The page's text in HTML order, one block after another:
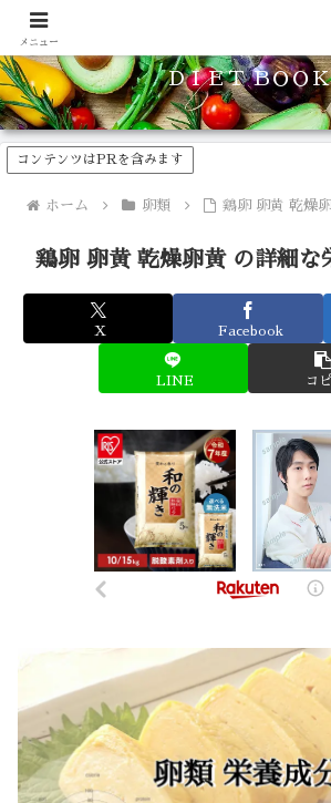
食品のカロリーや糖質などの栄養素がわかる
ＤＩＥＴ ＢＯＯＫ
コンテンツはPRを含みます
ホーム 卵類 鶏卵 卵黄 乾燥
鶏卵 卵黄 乾燥卵黄 の詳細な
X Facebook
LINE コ
メニュー